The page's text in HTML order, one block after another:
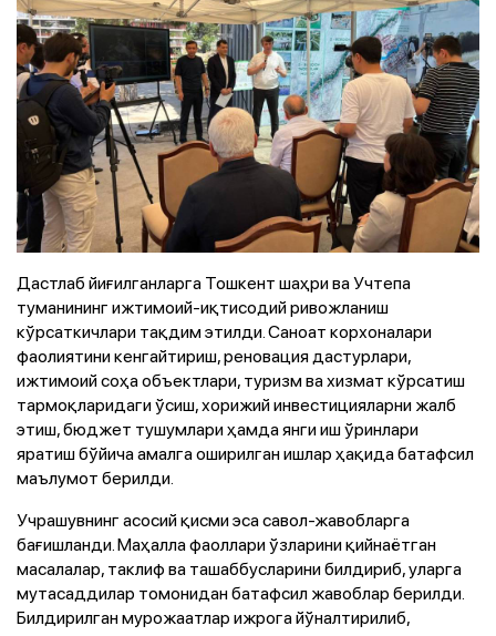
Дастлаб йиғилганларга Тошкент шаҳри ва Учтепа
туманининг ижтимоий-иқтисодий ривожланиш
кўрсаткичлари тақдим этилди. Саноат корхоналари
фаолиятини кенгайтириш, реновация дастурлари,
ижтимоий соҳа объектлари, туризм ва хизмат кўрсатиш
тармоқларидаги ўсиш, хорижий инвестицияларни жалб
этиш, бюджет тушумлари ҳамда янги иш ўринлари
яратиш бўйича амалга оширилган ишлар ҳақида батафсил
маълумот берилди.
Учрашувнинг асосий қисми эса савол-жавобларга
бағишланди. Маҳалла фаоллари ўзларини қийнаётган
масалалар, таклиф ва ташаббусларини билдириб, уларга
мутасаддилар томонидан батафсил жавоблар берилди.
Билдирилган мурожаатлар ижрога йўналтирилиб,